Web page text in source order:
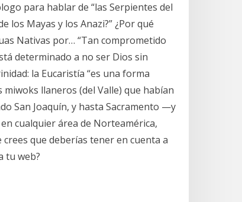
para hablar de “las Serpientes del
los Mayas y los Anazi?” ¿Por qué
Nativas por… “Tan comprometido
determinado a no ser Dios sin
la Eucaristía “es una forma
llaneros (del Valle) que habían
San Joaquín, y hasta Sacramento —y
cualquier área de Norteamérica,
que deberías tener en cuenta a
tu web?